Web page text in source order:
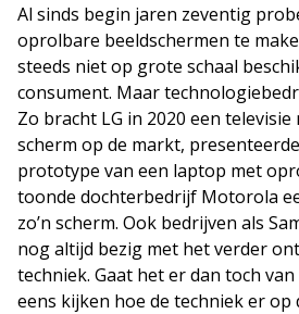
Al sinds begin jaren zeventig
oprolbare beeldschermen te
steeds niet op grote schaal
consument. Maar
Zo bracht LG in 2020 een
scherm op de markt,
prototype van een laptop met
toonde dochterbedrijf Motorola
zo’n scherm. Ook bedrijven als
nog altijd bezig met het verder
techniek. Gaat het er dan toch
eens kijken hoe de techniek er